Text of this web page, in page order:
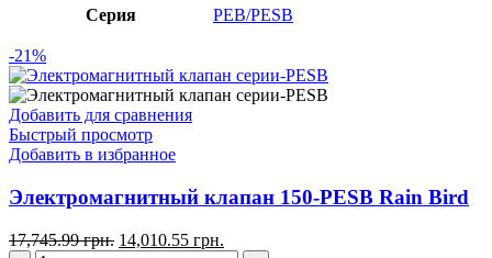
Серия PEB/PESB
-21%
Добавить для сравнения
Быстрый просмотр
Добавить в избранное
Электромагнитный клапан 150-PESB Rain Bird
17,745.99грн. 14,010.55 грн.